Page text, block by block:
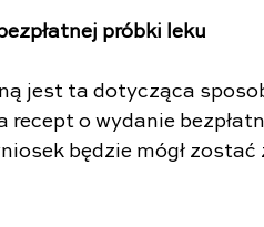
próbki leku
jest ta dotycząca
o wydanie
będzie mógł zostać